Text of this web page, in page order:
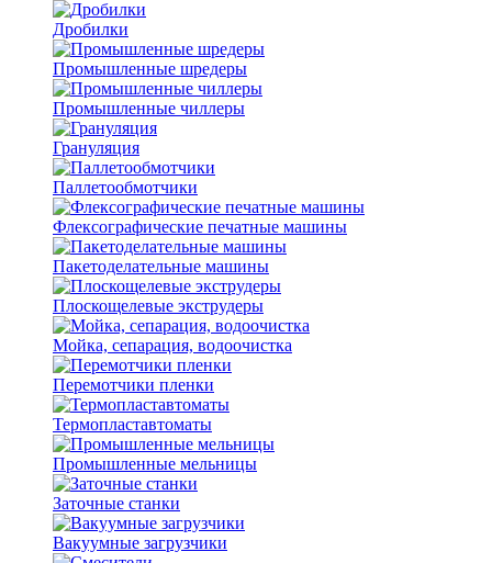
Дробилки
Промышленные шредеры
Промышленные чиллеры
Грануляция
Паллетообмотчики
Флексографические печатные машины
Пакетоделательные машины
Плоскощелевые экструдеры
Мойка, сепарация, водоочистка
Перемотчики пленки
Термопластавтоматы
Промышленные мельницы
Заточные станки
Вакуумные загрузчики